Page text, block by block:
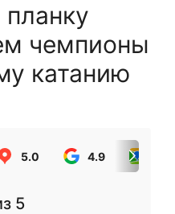
чемпионы
катанию
5.0 4.9
5